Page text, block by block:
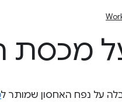
מכסת
על נפח האחסון שמותר ל